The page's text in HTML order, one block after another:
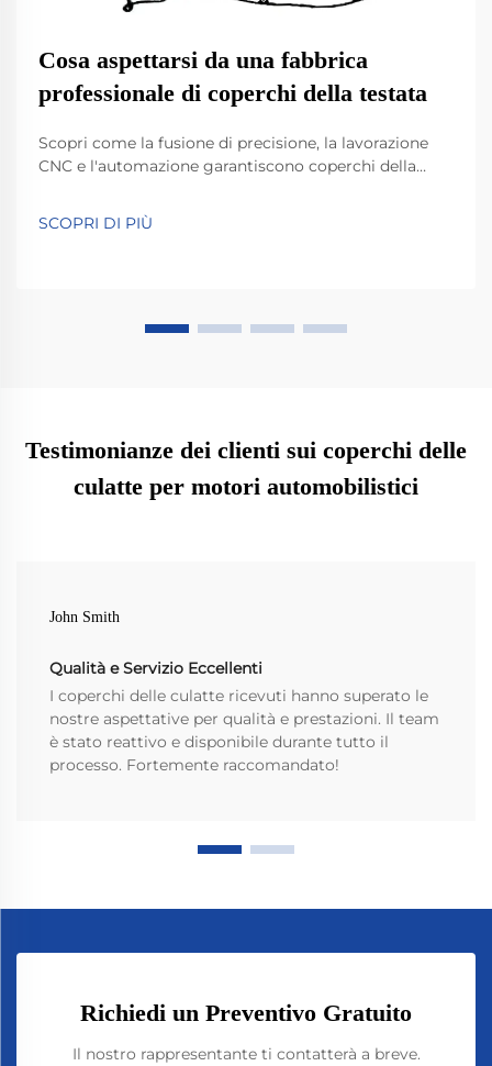
Cosa aspettarsi da una fabbrica
professionale di coperchi della testata
Scopri come la fusione di precisione, la lavorazione
CNC e l'automazione garantiscono coperchi della
sui materiali, sulla tecnologia di tenuta e sul controllo
qualità. Esplora ora.
SCOPRI DI PIÙ
Testimonianze dei clienti sui coperchi delle
culatte per motori automobilistici
John Smith
Qualità e Servizio Eccellenti
I coperchi delle culatte ricevuti hanno superato le
nostre aspettative per qualità e prestazioni. Il team
è stato reattivo e disponibile durante tutto il
processo. Fortemente raccomandato!
Richiedi un Preventivo Gratuito
Il nostro rappresentante ti contatterà a breve.